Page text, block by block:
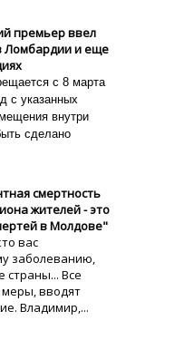
премьер ввел
Ломбардии и еще
с 8 марта
с указанных
внутри
сделано
смертность
жителей - это
в Молдове"
вас
заболеванию,
страны... Все
вводят
Владимир,...